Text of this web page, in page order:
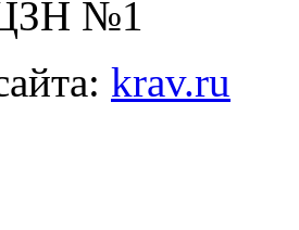
№1
krav.ru